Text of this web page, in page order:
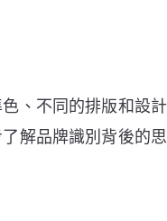
、不同的排版和設
解品牌識別背後的